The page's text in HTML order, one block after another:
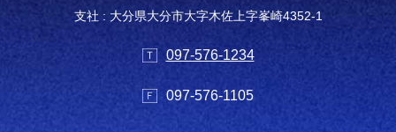
支社 : 大分県大分市大字木佐上字峯崎4352-1
097-576-1234
097-576-1105